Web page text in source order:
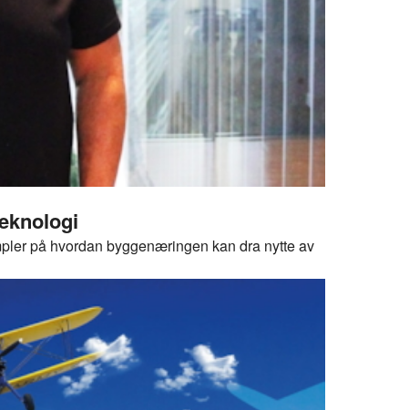
på hvordan byggenæringen kan dra nytte av